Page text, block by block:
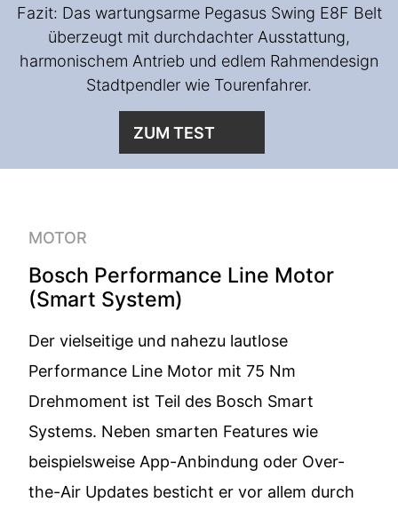
Fazit: Das wartungsarme Pegasus Swing E8F Belt
überzeugt mit durchdachter Ausstattung,
harmonischem Antrieb und edlem Rahmendesign
Stadtpendler wie Tourenfahrer.
ZUM TEST
MOTOR
Bosch Performance Line Motor
(Smart System)
Der vielseitige und nahezu lautlose
Performance Line Motor mit 75 Nm
Drehmoment ist Teil des Bosch Smart
Systems. Neben smarten Features wie
beispielsweise App-Anbindung oder Over-
the-Air Updates besticht er vor allem durch